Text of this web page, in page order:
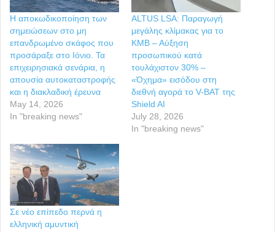
Η αποκωδικοποίηση των
σημειώσεων στο μη
επανδρωμένο σκάφος που
προσάραξε στο Ιόνιο. Τα
επιχειρησιακά σενάρια, η
απουσία αυτοκαταστροφής
και η διακλαδική έρευνα
May 14, 2026
In "breaking news"
ALTUS LSA: Παραγωγή
μεγάλης κλίμακας για το
KMΒ – Αύξηση
προσωπικού κατά
τουλάχιστον 30% –
«Όχημα» εισόδου στη
διεθνή αγορά το V-BAT της
Shield AI
July 28, 2026
In "breaking news"
Σε νέο επίπεδο περνά η
ελληνική αμυντική